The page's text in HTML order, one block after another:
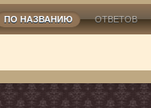
ПО НАЗВАНИЮ ОТВЕТОВ